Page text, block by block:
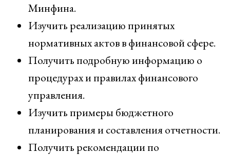
Минфина.
Изучить реализацию принятых
нормативных актов в финансовой сфере.
Получить подробную информацию о
процедурах и правилах финансового
управления.
Изучить примеры бюджетного
планирования и составления отчетности.
Получить рекомендации по